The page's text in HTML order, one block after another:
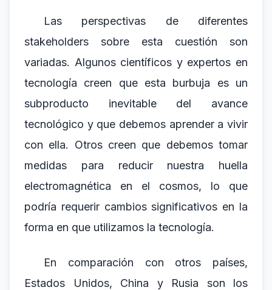
Las perspectivas de diferentes
stakeholders sobre esta cuestión son
variadas. Algunos científicos y expertos en
tecnología creen que esta burbuja es un
subproducto inevitable del avance
tecnológico y que debemos aprender a vivir
con ella. Otros creen que debemos tomar
medidas para reducir nuestra huella
electromagnética en el cosmos, lo que
podría requerir cambios significativos en la
forma en que utilizamos la tecnología.
En comparación con otros países,
Estados Unidos, China y Rusia son los